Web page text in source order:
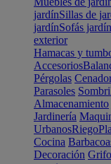
jardínSillas de
jardínSofás jardín
exterior
Hamacas y
Accesorios
Pérgolas
Parasoles
Almacenamiento
Jardinería
UrbanosRiego
Cocina
Decoración